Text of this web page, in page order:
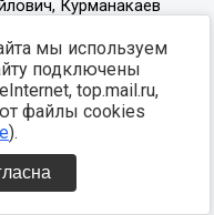
мы используем
подключены
top.mail.ru,
файлы cookies
).